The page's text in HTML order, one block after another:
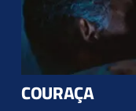
COURAÇA